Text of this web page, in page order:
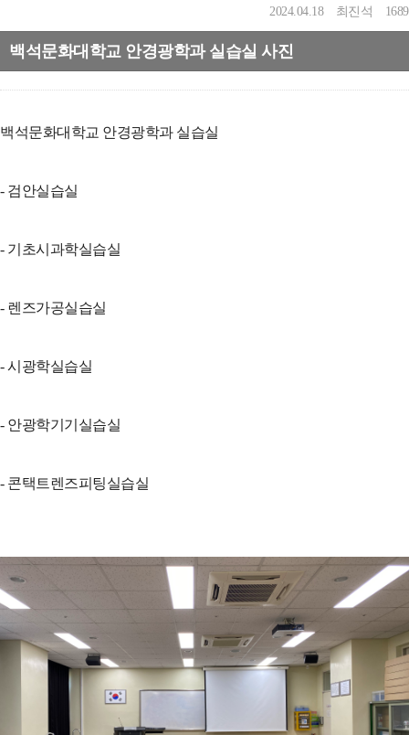
2024.04.18 최진석 1689
백석문화대학교 안경광학과 실습실 사진
백석문화대학교 안경광학과 실습실
- 검안실습실
- 기초시과학실습실
- 렌즈가공실습실
- 시광학실습실
- 안광학기기실습실
- 콘택트렌즈피팅실습실